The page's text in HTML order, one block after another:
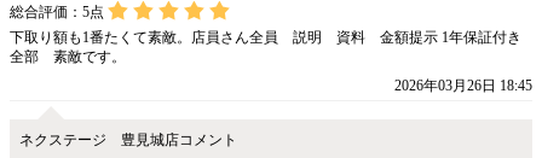
総合評価： 5点
下取り額も1番たくて素敵。店員さん全員 説明 資料 金額提示 1年保証付き
全部 素敵です。
2026年03月26日 18:45
ネクステージ 豊見城店コメント